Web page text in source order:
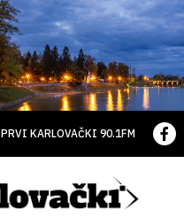
PRVI KARLOVAČKI 90.1FM